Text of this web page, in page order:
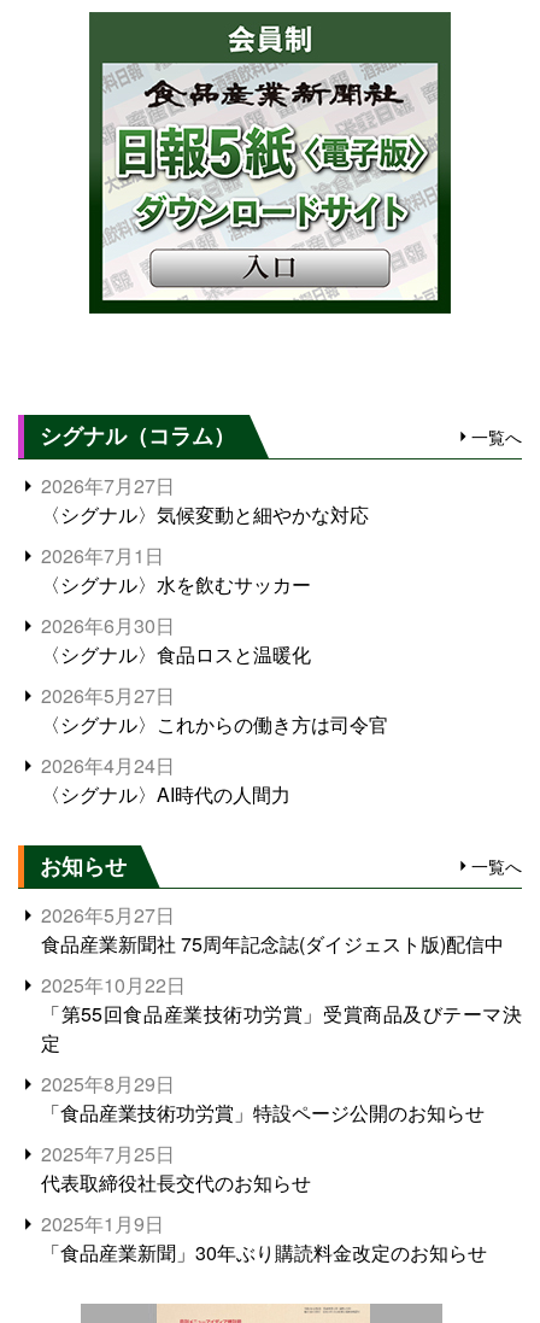
シグナル（コラム） 一覧へ
2026年7月27日
〈シグナル〉気候変動と細やかな対応
2026年7月1日
〈シグナル〉水を飲むサッカー
2026年6月30日
〈シグナル〉食品ロスと温暖化
2026年5月27日
〈シグナル〉これからの働き方は司令官
2026年4月24日
〈シグナル〉AI時代の人間力
お知らせ 一覧へ
2026年5月27日
食品産業新聞社 75周年記念誌(ダイジェスト版)配信中
2025年10月22日
「第55回食品産業技術功労賞」受賞商品及びテーマ決
定
2025年8月29日
「食品産業技術功労賞」特設ページ公開のお知らせ
2025年7月25日
代表取締役社長交代のお知らせ
2025年1月9日
「食品産業新聞」30年ぶり購読料金改定のお知らせ